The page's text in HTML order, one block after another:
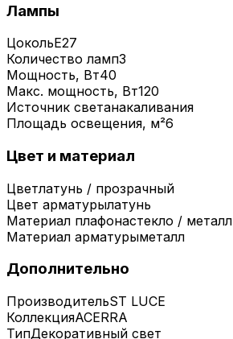
Лампы
ЦокольE27
Количество ламп3
Мощность, Вт40
Макс. мощность, Вт120
Источник светанакаливания
Площадь освещения, м²6
Цвет и материал
Цветлатунь / прозрачный
Цвет арматурылатунь
Материал плафонастекло / металл
Материал арматурыметалл
Дополнительно
ПроизводительST LUCE
КоллекцияACERRA
ТипДекоративный свет